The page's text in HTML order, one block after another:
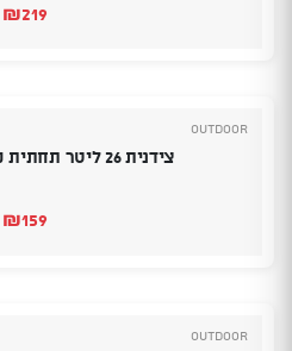
₪219
Outdoor
צידנית 26 ליטר תחתית קשיחה OUTDOOR
₪159
Outdoor